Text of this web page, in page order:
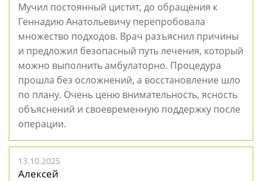
Мучил постоянный цистит, до обращения к
Геннадию Анатольевичу перепробовала
множество подходов. Врач разъяснил причины
и предложил безопасный путь лечения, который
можно выполнить амбулаторно. Процедура
прошла без осложнений, а восстановление шло
по плану. Очень ценю внимательность, ясность
объяснений и своевременную поддержку после
операции.
13.10.2025
Алексей